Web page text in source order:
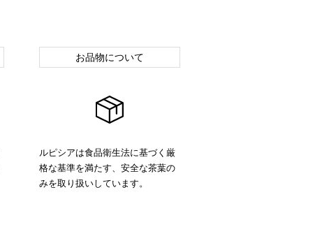
お品物について
ルピシアは食品衛生法に基づく厳
格な基準を満たす、安全な茶葉の
みを取り扱いしています。